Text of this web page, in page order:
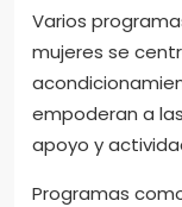
Varios
mujeres se
empoderan a
apoyo y
Programas